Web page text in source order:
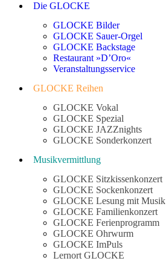
Die GLOCKE
GLOCKE Bilder
GLOCKE Sauer-Orgel
GLOCKE Backstage
Restaurant »D’Oro«
Veranstaltungsservice
GLOCKE Reihen
GLOCKE Vokal
GLOCKE Spezial
GLOCKE JAZZnights
GLOCKE Sonderkonzert
Musikvermittlung
GLOCKE Sitzkissenkonzert
GLOCKE Sockenkonzert
GLOCKE Lesung mit Musik
GLOCKE Familienkonzert
GLOCKE Ferienprogramm
GLOCKE Ohrwurm
GLOCKE ImPuls
Lernort GLOCKE